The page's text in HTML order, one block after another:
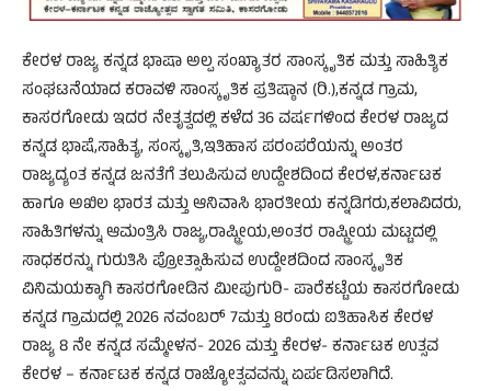
ಕೇರಳ ರಾಜ್ಯ ಕನ್ನಡ ಭಾಷಾ ಅಲ್ಪ ಸಂಖ್ಯಾತರ ಸಾಂಸ್ಕೃತಿಕ ಮತ್ತು ಸಾಹಿತ್ಯಿಕ
ಸಂಘಟನೆಯಾದ ಕರಾವಳಿ ಸಾಂಸ್ಕೃತಿಕ ಪ್ರತಿಷ್ಠಾನ (ರಿ.),ಕನ್ನಡ ಗ್ರಾಮ,
ಕಾಸರಗೋಡು ಇದರ ನೇತೃತ್ವದಲ್ಲಿ ಕಳೆದ 36 ವರ್ಷಗಳಿಂದ ಕೇರಳ ರಾಜ್ಯದ
ಕನ್ನಡ ಭಾಷೆ,ಸಾಹಿತ್ಯ, ಸಂಸ್ಕೃತಿ,ಇತಿಹಾಸ ಪರಂಪರೆಯನ್ನು ಅಂತರ
ರಾಜ್ಯದ್ಯಂತ ಕನ್ನಡ ಜನತೆಗೆ ತಲುಪಿಸುವ ಉದ್ದೇಶದಿಂದ ಕೇರಳ,ಕರ್ನಾಟಕ
ಹಾಗೂ ಅಖಿಲ ಭಾರತ ಮತ್ತು ಆನಿವಾಸಿ ಭಾರತೀಯ ಕನ್ನಡಿಗರು,ಕಲಾವಿದರು,
ಸಾಹಿತಿಗಳನ್ನು ಆಮಂತ್ರಿಸಿ ರಾಜ್ಯ,ರಾಷ್ಟ್ರೀಯ,ಅಂತರ ರಾಷ್ಟ್ರೀಯ ಮಟ್ಟದಲ್ಲಿ
ಸಾಧಕರನ್ನು ಗುರುತಿಸಿ ಪ್ರೋತ್ಸಾಹಿಸುವ ಉದ್ದೇಶದಿಂದ ಸಾಂಸ್ಕೃತಿಕ
ವಿನಿಮಯಕ್ಕಾಗಿ ಕಾಸರಗೋಡಿನ ಮೀಪುಗುರಿ- ಪಾರೆಕಟ್ಟೆಯ ಕಾಸರಗೋಡು
ಕನ್ನಡ ಗ್ರಾಮದಲ್ಲಿ 2026 ನವಂಬರ್ 7ಮತ್ತು 8ರಂದು ಐತಿಹಾಸಿಕ ಕೇರಳ
ರಾಜ್ಯ 8 ನೇ ಕನ್ನಡ ಸಮ್ಮೇಳನ- 2026 ಮತ್ತು ಕೇರಳ- ಕರ್ನಾಟಕ ಉತ್ಸವ
ಕೇರಳ – ಕರ್ನಾಟಕ ಕನ್ನಡ ರಾಜ್ಯೋತ್ಸವವನ್ನು ಏರ್ಪಡಿಸಲಾಗಿದೆ.